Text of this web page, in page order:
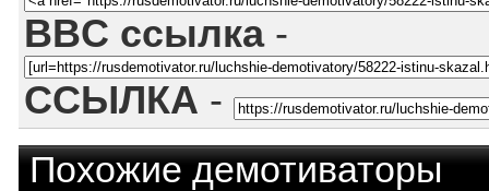
BBC ссылка-
ССЫЛКА -
Похожие демотиваторы